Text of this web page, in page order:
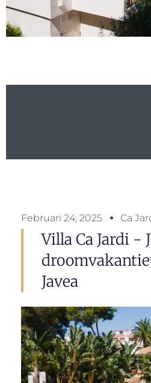
Februari 24, 2025 Ca
Villa Ca Jardi -
Javea